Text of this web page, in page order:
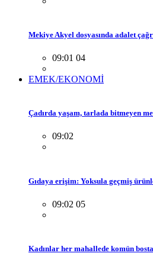
Mekiye Akyel dosyasında adalet
09:01 04
EMEK/EKONOMİ
Çadırda yaşam, tarlada bitmeyen
09:02
Gıdaya erişim: Yoksula geçmiş
09:02 05
Kadınlar her mahallede komün